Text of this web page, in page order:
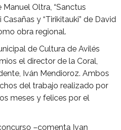
Manuel Oltra, “Sanctus
y “Tirikitauki” de David
obra regional.
de Cultura de Avilés
el director de la Coral,
Iván Mendioroz. Ambos
del trabajo realizado por
meses y felices por el
–comenta Ivan